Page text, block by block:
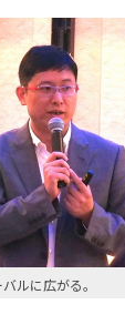
ルに広がる。